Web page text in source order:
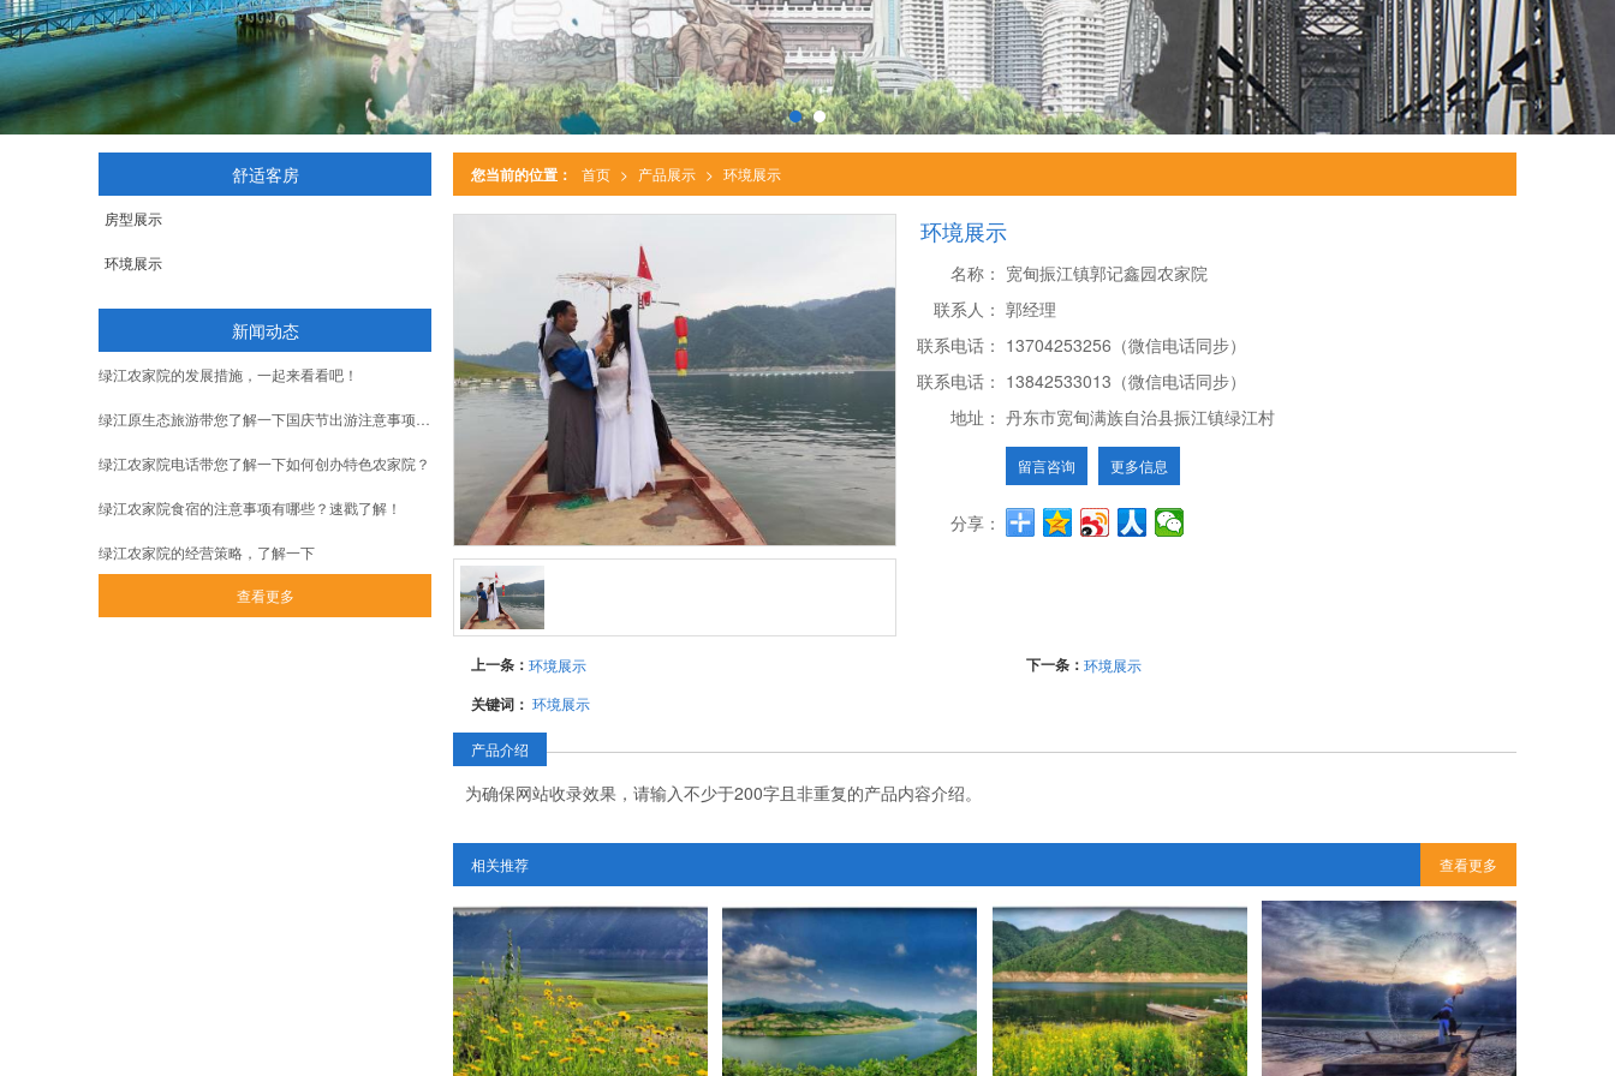
您当前的位置： 首页 > 产品展示 > 环境展示
环境展示
名称： 宽甸振江镇郭记鑫园农家院
联系人： 郭经理
联系电话： 13704253256（微信电话同步）
联系电话： 13842533013（微信电话同步）
地址： 丹东市宽甸满族自治县振江镇绿江村
留言咨询 更多信息
分享：
上一条： 环境展示 下一条： 环境展示
关键词： 环境展示
产品介绍
为确保网站收录效果，请输入不少于200字且非重复的产品内容介绍。
相关推荐 查看更多
舒适客房
房型展示
环境展示
新闻动态
绿江农家院的发展措施，一起来看看吧！
绿江原生态旅游带您了解一下国庆节出游注意事项，旅游必需物品清单
绿江农家院电话带您了解一下如何创办特色农家院？
绿江农家院食宿的注意事项有哪些？速戳了解！
绿江农家院的经营策略，了解一下
查看更多